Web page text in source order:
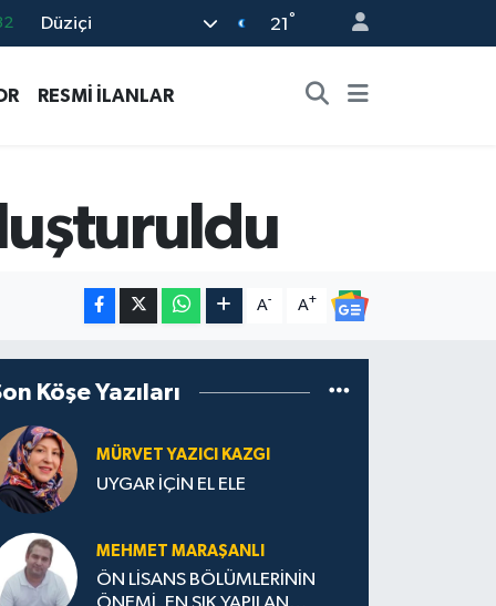
Düziçi 21 °
RESMİ İLANLAR
A- A+
Köşe Yazıları
MÜRVET YAZICI KAZGI
UYGAR İÇİN EL ELE
MEHMET MARAŞANLI
ÖN LİSANS BÖLÜMLERİNİN